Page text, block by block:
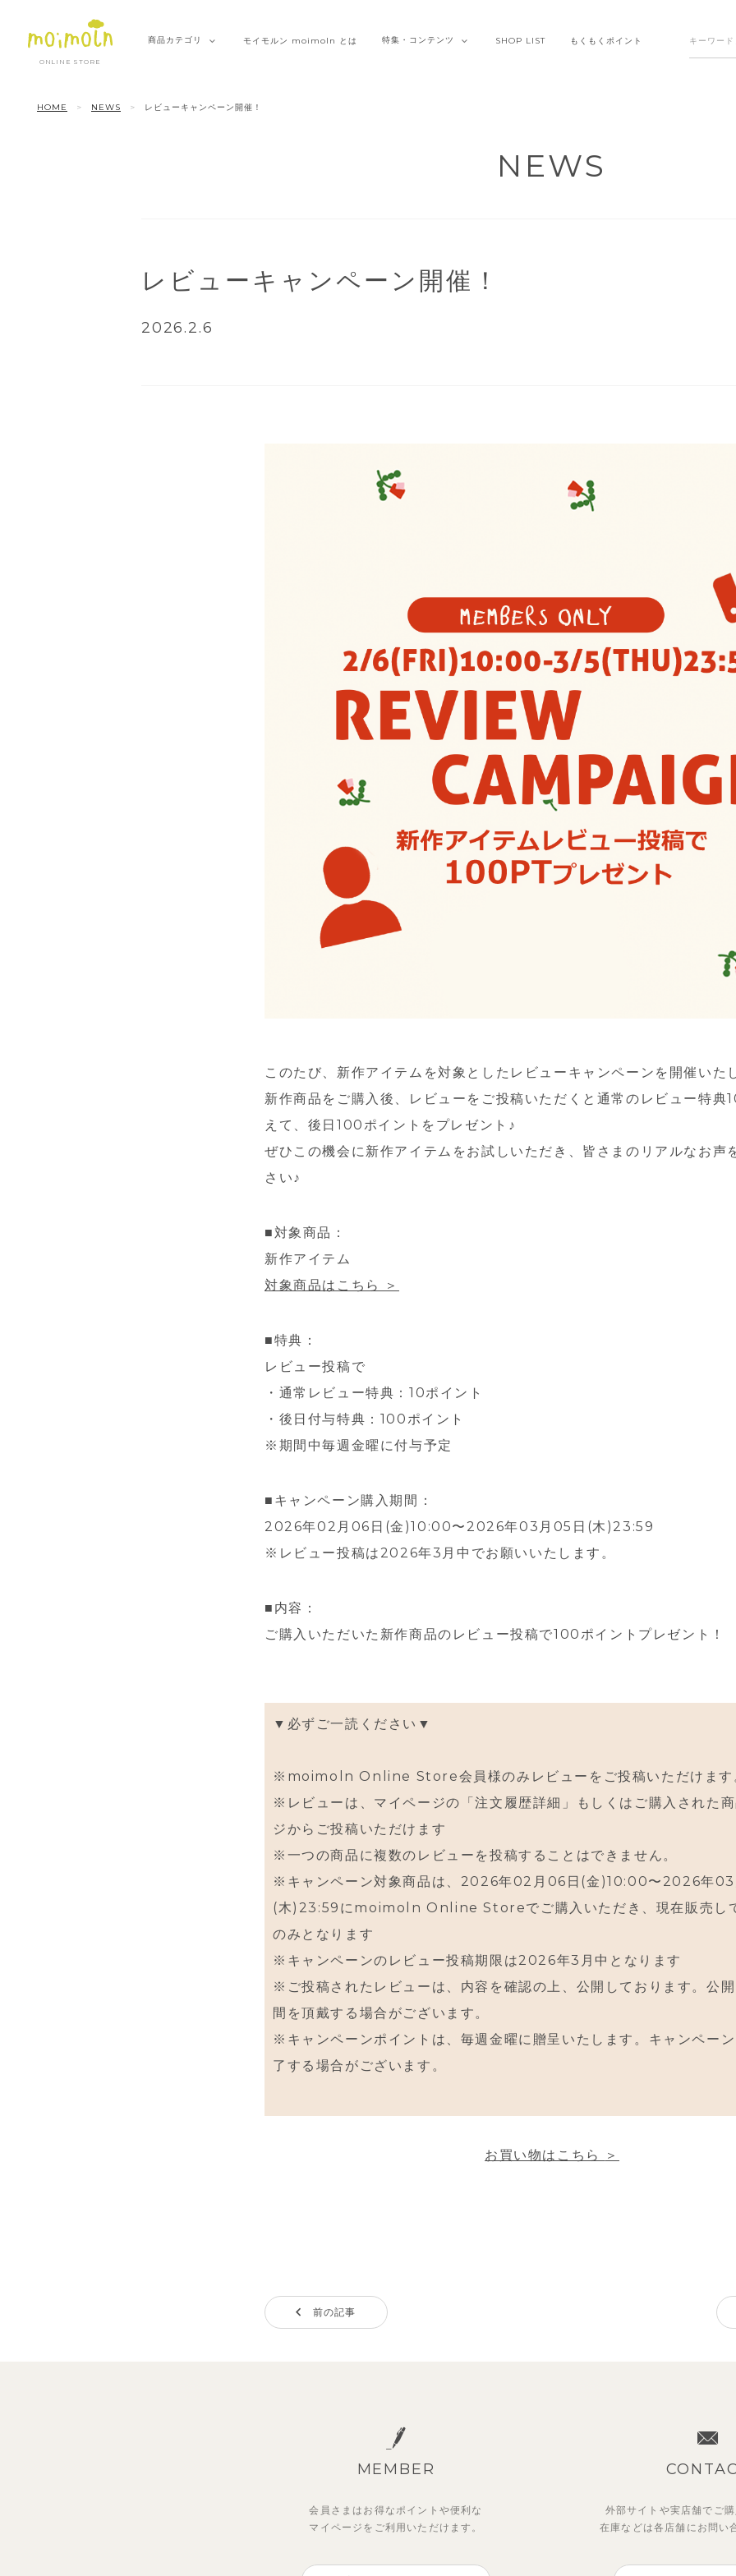
ONLINE STORE
商品カテゴリ モイモルン moimoln とは 特集・ コンテンツ SHOP LIST もくもくポイント
HOME NEWS レビューキャンペーン開催！
NEWS
レビューキャンペーン開催！
2026.2.6
このたび、新作アイテムを対象としたレビューキャンペーンを開催いた
新作商品をご購入後、レビューをご投稿いただくと通常のレビュー特典
えて、後日100ポイントをプレゼント♪
ぜひこの機会に新作アイテムをお試しいただき、皆さまのリアルなお声
さい♪
■対象商品：
新作アイテム
対象商品はこちら ＞
■特典：
レビュー投稿で
・通常レビュー特典：10ポイント
・後日付与特典：100ポイント
※期間中毎週金曜に付与予定
■キャンペーン購入期間：
2026年02月06日(金)10:00〜2026年03月05日(木)23:59
※レビュー投稿は2026年3月中でお願いいたします。
■内容：
ご購入いただいた新作商品のレビュー投稿で100ポイントプレゼント！
▼必ずご一読ください▼
※moimoln Online Store会員様のみレビューをご投稿いただけます
※レビューは、マイページの「注文履歴詳細」もしくはご購入された
ジからご投稿いただけます
※一つの商品に複数のレビューを投稿することはできません。
※キャンペーン対象商品は、2026年02月06日(金)10:00〜2026年03
(木)23:59にmoimoln Online Storeでご購入いただき、現在販売し
のみとなります
※キャンペーンのレビュー投稿期限は2026年3月中となります
※ご投稿されたレビューは、内容を確認の上、公開しております。公
間を頂戴する場合がございます。
※キャンペーンポイントは、毎週金曜に贈呈いたします。キャンペー
了する場合がございます。
お買い物は こちら ＞
前の記事
MEMBER
会員さまはお得なポイントや便利な
マイページを ご利用いただけます。
外部サイトや実店舗でご
在庫などは各店舗に お問い